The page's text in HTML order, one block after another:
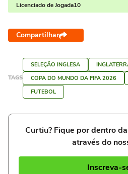
Licenciado de Jogada10
Compartilhar
TAGS
SELEÇÃO INGLESA
COPA DO MUNDO DA FIFA 2026
FUTEBOL
Curtiu? Fique por dentro
através do
Inscreva-